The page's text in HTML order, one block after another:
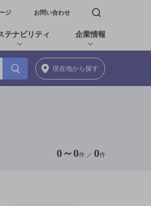
で開く
ジ お問い合わせ 検索窓を開く
テナビリティ 企業情報
現在地から探す
0 ～ 0件 ／ 0件